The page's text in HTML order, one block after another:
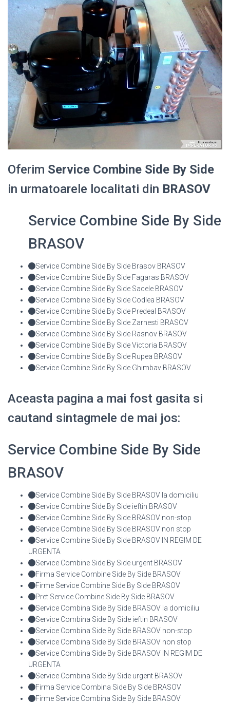
Oferim Service Combine Side By Side
in urmatoarele localitati din BRASOV
Service Combine Side By Side
BRASOV
Service Combine Side By Side Brasov BRASOV
Service Combine Side By Side Fagaras BRASOV
Service Combine Side By Side Sacele BRASOV
Service Combine Side By Side Codlea BRASOV
Service Combine Side By Side Predeal BRASOV
Service Combine Side By Side Zarnesti BRASOV
Service Combine Side By Side Rasnov BRASOV
Service Combine Side By Side Victoria BRASOV
Service Combine Side By Side Rupea BRASOV
Service Combine Side By Side Ghimbav BRASOV
Aceasta pagina a mai fost gasita si
cautand sintagmele de mai jos:
Service Combine Side By Side
BRASOV
Service Combine Side By Side BRASOV la domiciliu
Service Combine Side By Side ieftin BRASOV
Service Combine Side By Side BRASOV non-stop
Service Combine Side By Side BRASOV non stop
Service Combine Side By Side BRASOV IN REGIM DE
URGENTA
Service Combine Side By Side urgent BRASOV
Firma Service Combine Side By Side BRASOV
Firme Service Combine Side By Side BRASOV
Pret Service Combine Side By Side BRASOV
Service Combina Side By Side BRASOV la domiciliu
Service Combina Side By Side ieftin BRASOV
Service Combina Side By Side BRASOV non-stop
Service Combina Side By Side BRASOV non stop
Service Combina Side By Side BRASOV IN REGIM DE
URGENTA
Service Combina Side By Side urgent BRASOV
Firma Service Combina Side By Side BRASOV
Firme Service Combina Side By Side BRASOV